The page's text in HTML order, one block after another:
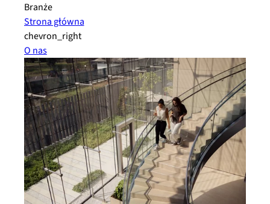
Branże
Strona główna
chevron_right
O nas